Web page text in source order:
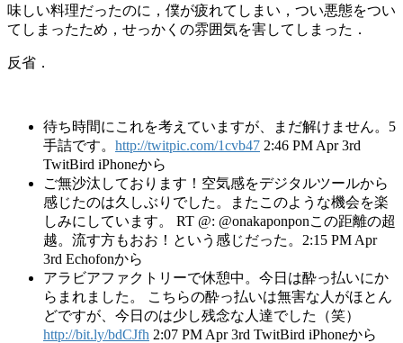
味しい料理だったのに，僕が疲れてしまい，つい悪態をつい
てしまったため，せっかくの雰囲気を害してしまった．
反省．
待ち時間にこれを考えていますが、まだ解けません。5
手詰です。 http://twitpic.com/1cvb47 2:46 PM Apr 3rd
TwitBird iPhoneから
ご無沙汰しております！空気感をデジタルツールから
感じたのは久しぶりでした。またこのような機会を楽
しみにしています。 RT @: @onakaponponこの距離の超
越。流す方もおお！という感じだった。2:15 PM Apr
3rd Echofonから
アラビアファクトリーで休憩中。今日は酔っ払いにか
らまれました。 こちらの酔っ払いは無害な人がほとん
どですが、今日のは少し残念な人達でした（笑）
http://bit.ly/bdCJfh 2:07 PM Apr 3rd TwitBird iPhoneから